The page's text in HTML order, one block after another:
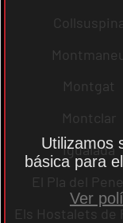
Montgat
Montclar
Igualada
El Pla del
Els Hostalets de
Utilizamos
básica para
Ver